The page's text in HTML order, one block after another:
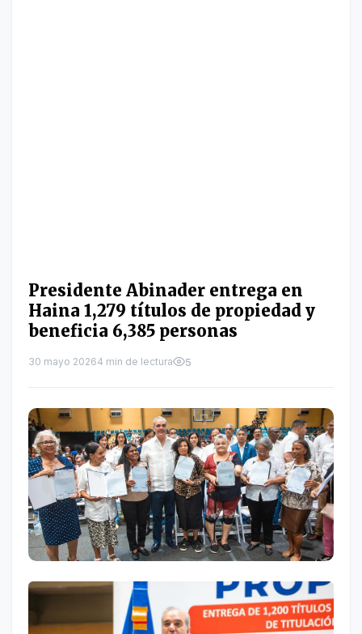
Presidente Abinader entrega en
Haina 1,279 títulos de propiedad y
beneficia 6,385 personas
30 mayo 20264 min de lectura 5